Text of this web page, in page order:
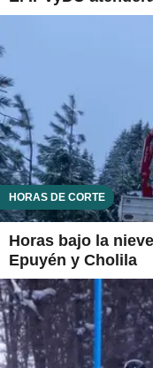
HORAS DE CORTE
Horas bajo la
Epuyén y Cholila